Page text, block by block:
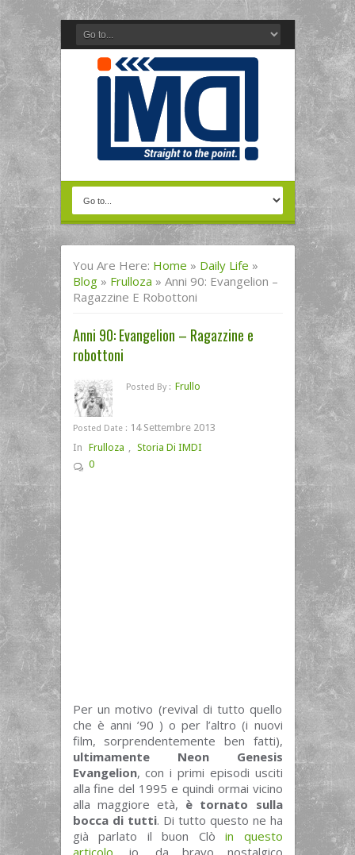
You Are Here: Home » Daily Life »
Blog » Frulloza » Anni 90: Evangelion –
Ragazzine E Robottoni
Anni 90: Evangelion – Ragazzine e
robottoni
Posted By : Frullo
Posted Date : 14 Settembre 2013
In Frulloza , Storia Di IMDI
0
Per un motivo (revival di tutto quello
che è anni ’90 ) o per l’altro (i nuovi
film, sorprendentemente ben fatti),
ultimamente Neon Genesis
Evangelion, con i primi episodi usciti
alla fine del 1995 e quindi ormai vicino
alla maggiore età, è tornato sulla
bocca di tutti. Di tutto questo ne ha
già parlato il buon Clò in questo
articolo, io, da bravo nostalgico